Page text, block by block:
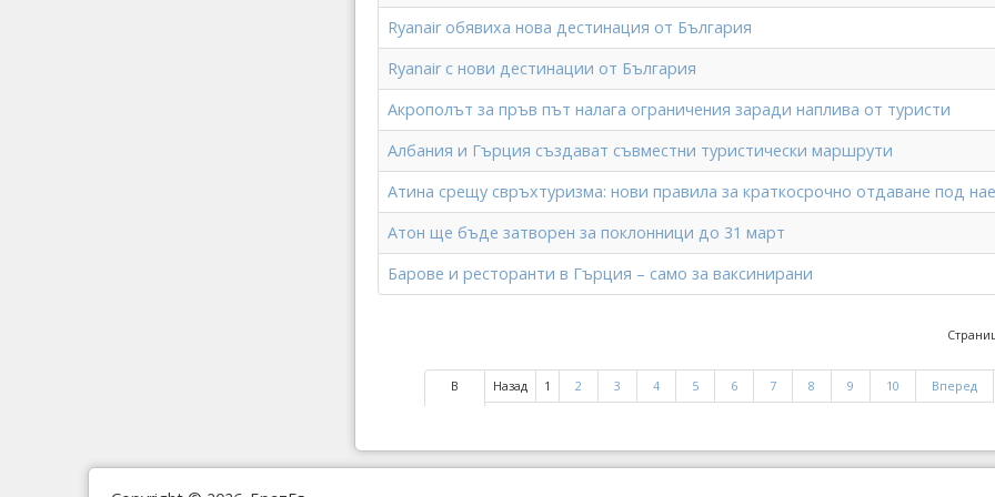
Ryanair обявиха нова дестинация от България
Ryanair с нови дестинации от България
Акрополът за пръв път налага ограничения заради наплива от туристи
Албания и Гърция създават съвместни туристически маршрути
Атина срещу свръхтуризма: нови правила за краткосрочно отдаване под
Атон ще бъде затворен за поклонници до 31 март
Барове и ресторанти в Гърция – само за ваксинирани
В
Назад 1 2 3 4 5 6 7 8 9 10 Вперед